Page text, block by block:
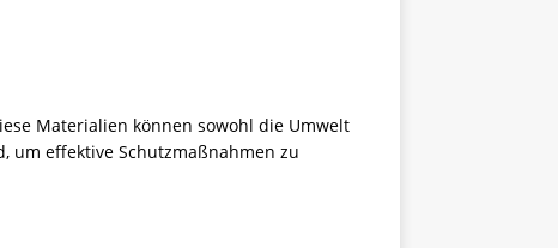
Materialien können sowohl die Umwelt
um effektive Schutzmaßnahmen zu